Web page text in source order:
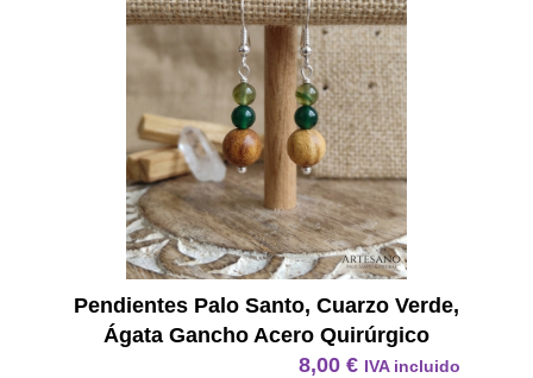
Pendientes Palo Santo, Cuarzo Verde,
Ágata Gancho Acero Quirúrgico
8,00 € IVA incluido